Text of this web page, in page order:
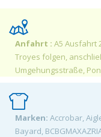
Anfahrt : A5 Ausfahrt
Troyes folgen,
Umgehungsstraße,
Marken: Accrobar,
Bayard,